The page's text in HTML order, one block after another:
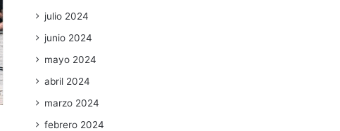
julio 2024
junio 2024
mayo 2024
abril 2024
marzo 2024
febrero 2024